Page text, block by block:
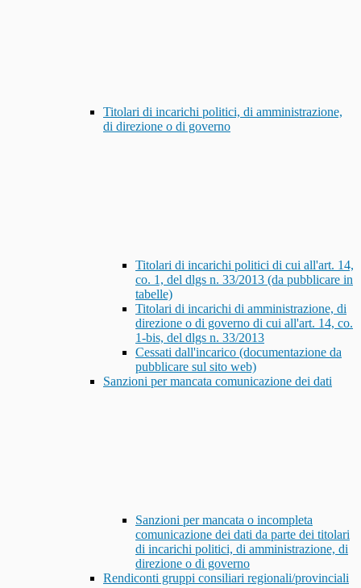
Titolari di incarichi politici, di amministrazione,
di direzione o di governo
Titolari di incarichi politici di cui all'art. 14,
co. 1, del dlgs n. 33/2013 (da pubblicare in
tabelle)
Titolari di incarichi di amministrazione, di
direzione o di governo di cui all'art. 14, co.
1-bis, del dlgs n. 33/2013
Cessati dall'incarico (documentazione da
pubblicare sul sito web)
Sanzioni per mancata comunicazione dei dati
Sanzioni per mancata o incompleta
comunicazione dei dati da parte dei titolari
di incarichi politici, di amministrazione, di
direzione o di governo
Rendiconti gruppi consiliari regionali/provinciali